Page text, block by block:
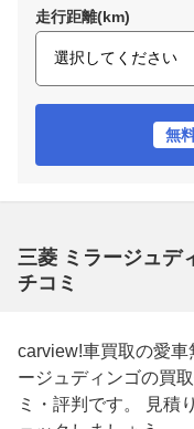
走行距離(km)
無
三菱 ミラージュデ
チコミ
carview!車買取の愛
ージュディンゴの買
ミ・評判です。 見積